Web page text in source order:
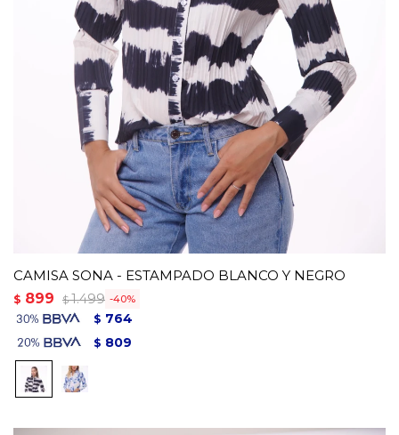
CAMISA SONA - ESTAMPADO BLANCO Y NEGRO
$ 899 $ 1.499 40
$ 764
$ 809